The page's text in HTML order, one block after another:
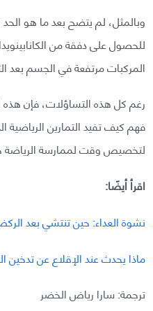
وبالمثل، لم يتضح بعد ما هو الحد
للحصول على دفقة من
المركبات مرتفعة في الجسم بعد
رغم كل هذه التساؤلات، فإن هذه
فهم كيف تفيد التمارين الرياضية
لتخصيص وقت لممارسة الرياضة
اقرأ أيضًا:
نشوة العداء: حين تنتشي بعد
ماذا يحدث عند الإقلاع عن
ترجمة: سارا رياض الخضر